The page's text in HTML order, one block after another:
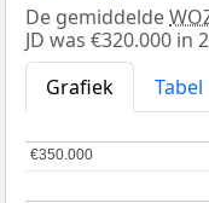
De gemiddelde
JD was €320.000 in
Grafiek
Tabel
€350.000
€350.000